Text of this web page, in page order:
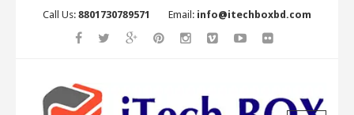
Call Us: 8801730789571 Email: info@itechboxbd.com